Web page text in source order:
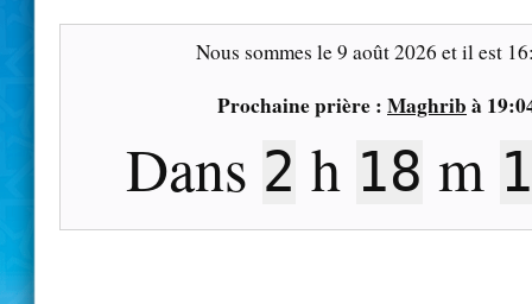
Nous sommes le9 août 2026 et il est
Prochaine prière : Maghrib à
Dans 2 h 18 m